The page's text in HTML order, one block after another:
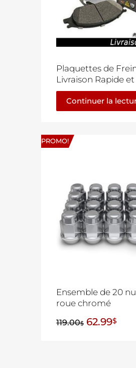
Plaquettes de
Livraison Rapide
Continuer la
PROMO!
Ensemble de 20
roue chromé
119.00$ 62.99$